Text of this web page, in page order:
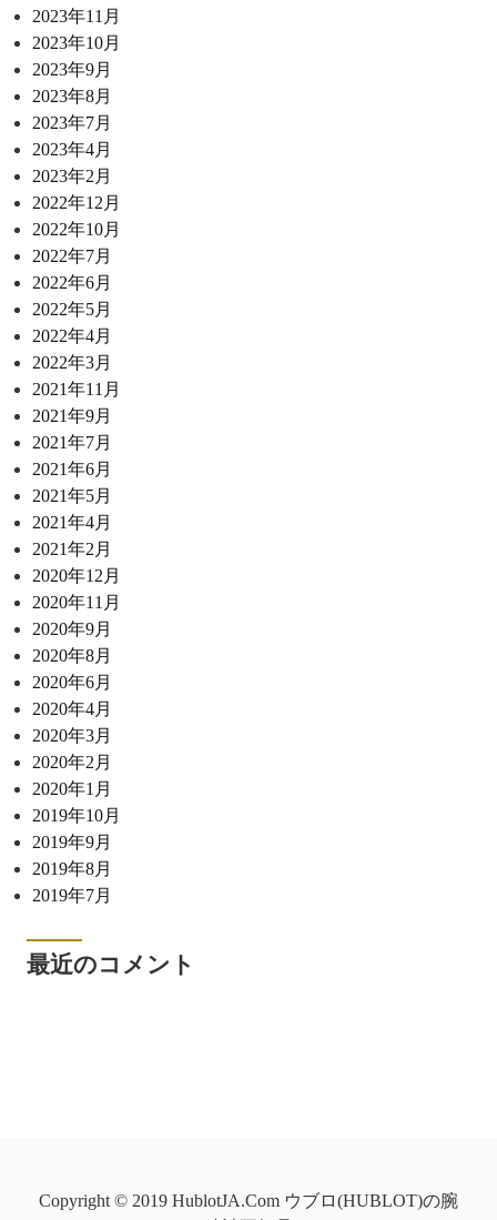
2023年11月
2023年10月
2023年9月
2023年8月
2023年7月
2023年4月
2023年2月
2022年12月
2022年10月
2022年7月
2022年6月
2022年5月
2022年4月
2022年3月
2021年11月
2021年9月
2021年7月
2021年6月
2021年5月
2021年4月
2021年2月
2020年12月
2020年11月
2020年9月
2020年8月
2020年6月
2020年4月
2020年3月
2020年2月
2020年1月
2019年10月
2019年9月
2019年8月
2019年7月
最近のコメント
Copyright © 2019 HublotJA.Com ウブロ(HUBLOT)の腕